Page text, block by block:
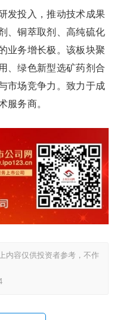
发投入，推动技术成果
、铜萃取剂、高纯硫化
业务增长极。该板块聚
、绿色新型选矿药剂合
市场竞争力。致力于成
服务商。
内容仅供投资者参考，不作